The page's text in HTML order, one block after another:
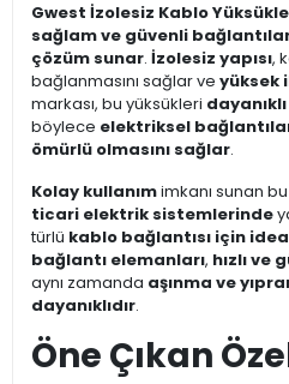
Gwest İzolesiz Kablo
sağlam ve güvenli
çözüm sunar. İzolesiz yapısı,
bağlanmasını sağlar ve yüksek
markası, bu yüksükleri
böylece elektriksel
ömürlü olmasını sağlar.
Kolay kullanımimkanı sunan
ticari elektrik sistemlerinde
türlü kablo bağlantısı için
bağlantı elemanları, hızlı ve
aynı zamanda aşınma ve
dayanıklıdır.
Öne Çıkan